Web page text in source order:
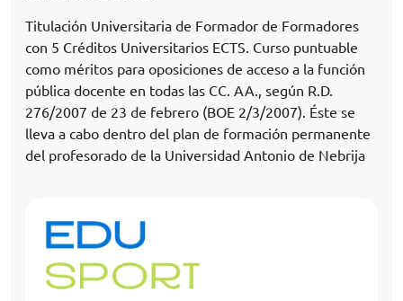
Titulación Universitaria de Formador de Formadores
con 5 Créditos Universitarios ECTS. Curso puntuable
como méritos para oposiciones de acceso a la función
pública docente en todas las CC. AA., según R.D.
276/2007 de 23 de febrero (BOE 2/3/2007). Éste se
lleva a cabo dentro del plan de formación permanente
del profesorado de la Universidad Antonio de Nebrija